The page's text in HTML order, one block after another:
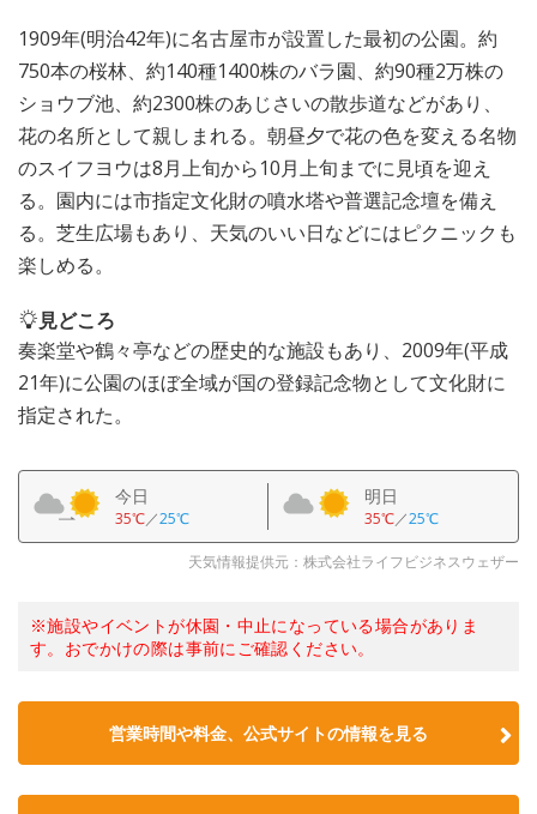
1909年(明治42年)に名古屋市が設置した最初の公園。約
750本の桜林、約140種1400株のバラ園、約90種2万株の
ショウブ池、約2300株のあじさいの散歩道などがあり、
花の名所として親しまれる。朝昼夕で花の色を変える名物
のスイフヨウは8月上旬から10月上旬までに見頃を迎え
る。園内には市指定文化財の噴水塔や普選記念壇を備え
る。芝生広場もあり、天気のいい日などにはピクニックも
楽しめる。
見どころ
奏楽堂や鶴々亭などの歴史的な施設もあり、2009年(平成
21年)に公園のほぼ全域が国の登録記念物として文化財に
指定された。
今日
35℃／25℃
明日
35℃／25℃
天気情報提供元：株式会社ライフビジネスウェザー
※施設やイベントが休園・中止になっている場合がありま
す。おでかけの際は事前にご確認ください。
営業時間や料金、公式サイトの情報を見る